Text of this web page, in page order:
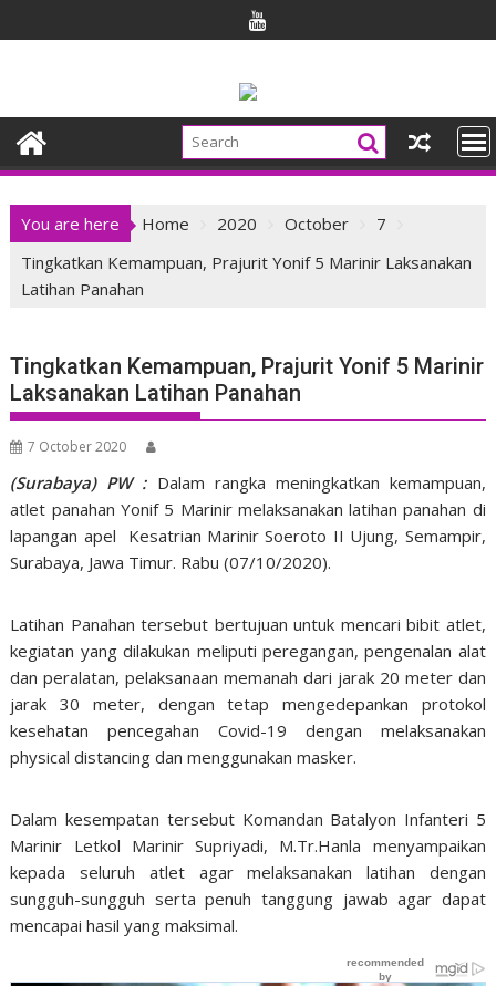
to
You are here Home 2020 October
7
Tingkatkan Kemampuan, Prajurit Yonif 5 Marinir Laksanakan
Latihan Panahan
Tingkatkan Kemampuan, Prajurit Yonif 5 Marinir
Laksanakan Latihan Panahan
7 October 2020
(Surabaya) PW :Dalam rangka meningkatkan kemampuan,
atlet panahan Yonif 5 Marinir melaksanakan latihan panahan di
lapangan apel Kesatrian Marinir Soeroto II Ujung, Semampir,
Surabaya, Jawa Timur. Rabu (07/10/2020).
Latihan Panahan tersebut bertujuan untuk mencari bibit atlet,
kegiatan yang dilakukan meliputi peregangan, pengenalan alat
dan peralatan, pelaksanaan memanah dari jarak 20 meter dan
jarak 30 meter, dengan tetap mengedepankan protokol
kesehatan pencegahan Covid-19 dengan melaksanakan
physical distancing dan menggunakan masker.
Dalam kesempatan tersebut Komandan Batalyon Infanteri 5
Marinir Letkol Marinir Supriyadi, M.Tr.Hanla menyampaikan
kepada seluruh atlet agar melaksanakan latihan dengan
sungguh-sungguh serta penuh tanggung jawab agar dapat
mencapai hasil yang maksimal.